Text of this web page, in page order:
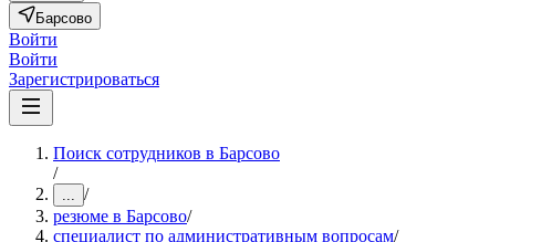
Барсово
Войти
Войти
Зарегистрироваться
Поиск сотрудников в Барсово
/
... /
резюме в Барсово/
специалист по административным вопросам/